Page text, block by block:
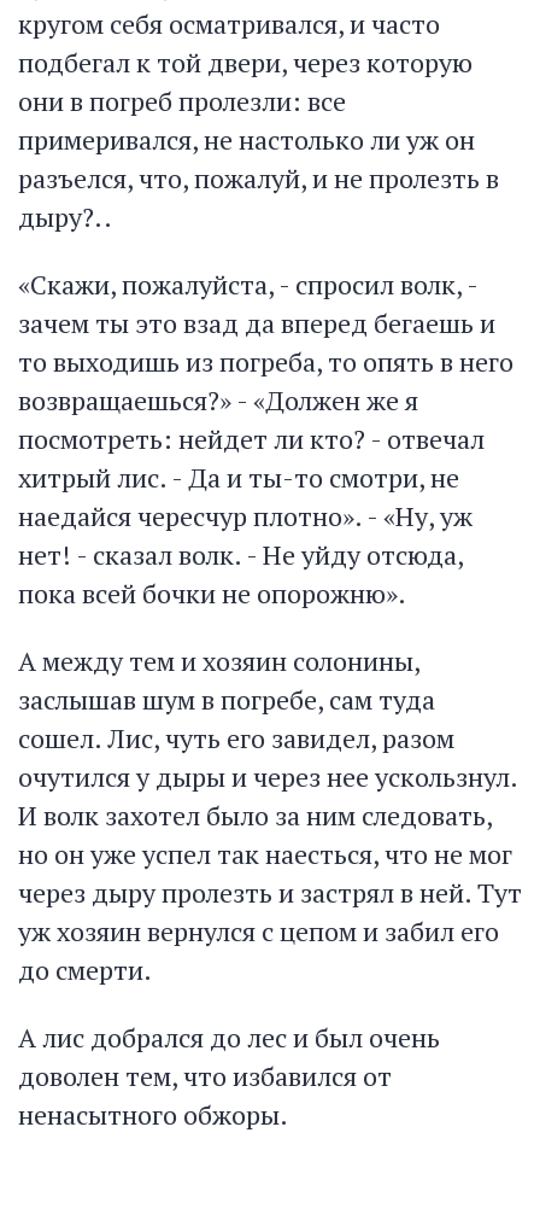
кругом себя осматривался, и часто
подбегал к той двери, через которую
они в погреб пролезли: все
примеривался, не настолько ли уж он
разъелся, что, пожалуй, и не пролезть в
дыру?..
«Скажи, пожалуйста, - спросил волк, -
зачем ты это взад да вперед бегаешь и
то выходишь из погреба, то опять в него
возвращаешься?» - «Должен же я
посмотреть: нейдет ли кто? - отвечал
хитрый лис. - Да и ты-то смотри, не
наедайся чересчур плотно». - «Ну, уж
нет! - сказал волк. - Не уйду отсюда,
пока всей бочки не опорожню».
А между тем и хозяин солонины,
заслышав шум в погребе, сам туда
сошел. Лис, чуть его завидел, разом
очутился у дыры и через нее ускользнул.
И волк захотел было за ним следовать,
но он уже успел так наесться, что не мог
через дыру пролезть и застрял в ней. Тут
уж хозяин вернулся с цепом и забил его
до смерти.
А лис добрался до лес и был очень
доволен тем, что избавился от
ненасытного обжоры.